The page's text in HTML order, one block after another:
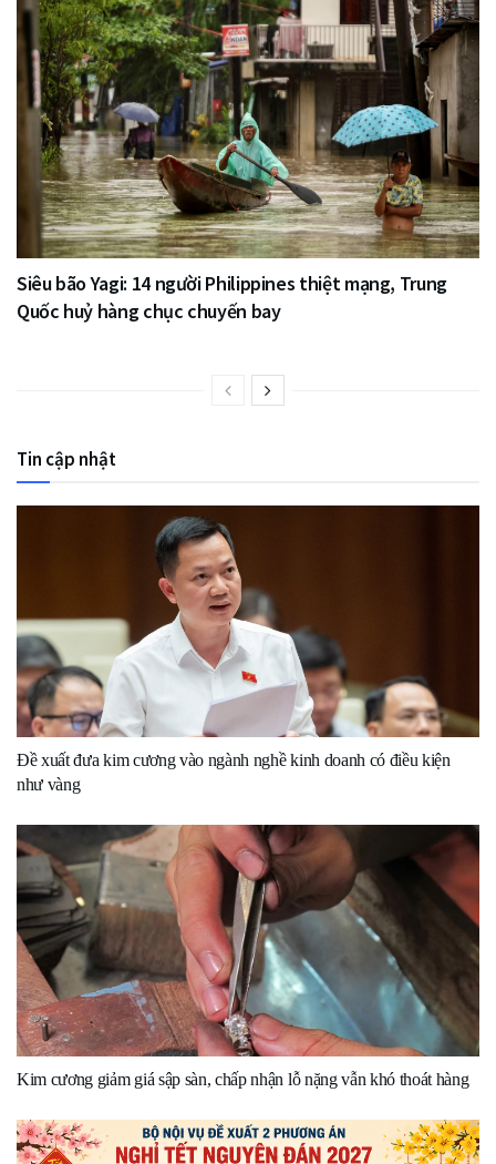
Siêu bão Yagi: 14 người Philippines thiệt mạng, Trung
Quốc huỷ hàng chục chuyến bay
Tin cập nhật
Đề xuất đưa kim cương vào ngành nghề kinh doanh có điều kiện
như vàng
Kim cương giảm giá sập sàn, chấp nhận lỗ nặng vẫn khó thoát hàng